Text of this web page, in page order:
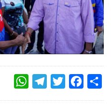
WHATSAPPTELEGRAMTWITTER